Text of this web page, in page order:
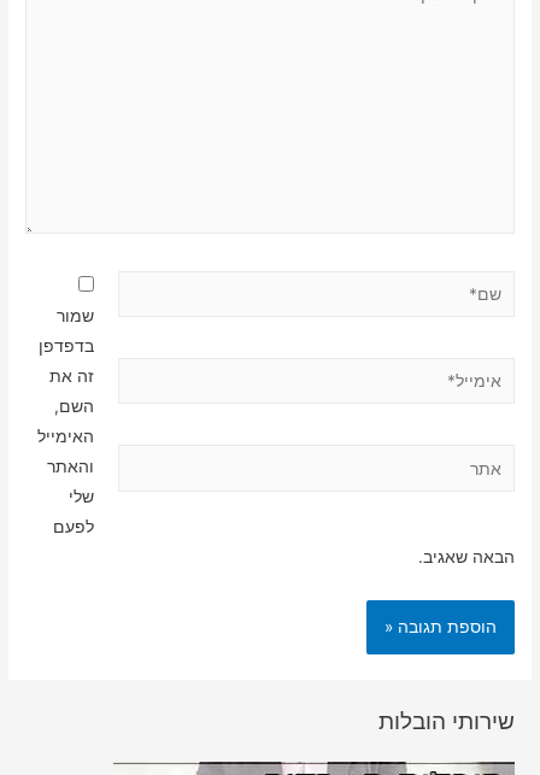
שמור
בדפדפן
זה את
השם,
האימייל
והאתר
שלי
לפעם
הבאה שאגיב.
שירותי הובלות